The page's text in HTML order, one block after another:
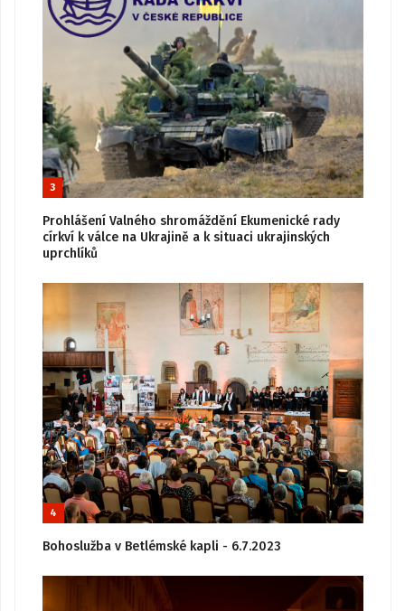
3
Prohlášení Valného shromáždění Ekumenické rady
církví k válce na Ukrajině a k situaci ukrajinských
uprchlíků
4
Bohoslužba v Betlémské kapli - 6.7.2023